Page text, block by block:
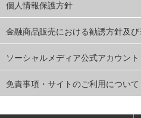
個人情報保護方針
金融商品販売における勧誘方針及
ソーシャルメディア公式アカウン
免責事項・サイトのご利用について